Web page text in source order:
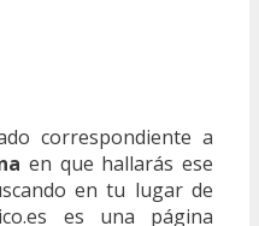
correspondiente a
en que hallarás ese
en tu lugar de
es una página